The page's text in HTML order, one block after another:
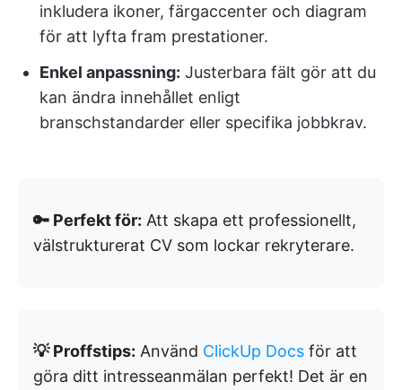
inkludera ikoner, färgaccenter och diagram
för att lyfta fram prestationer.
Enkel anpassning: Justerbara fält gör att du
kan ändra innehållet enligt
branschstandarder eller specifika jobbkrav.
🔑 Perfekt för: Att skapa ett professionellt,
välstrukturerat CV som lockar rekryterare.
💡 Proffstips: Använd ClickUp Docs för att
göra ditt intresseanmälan perfekt! Det är en